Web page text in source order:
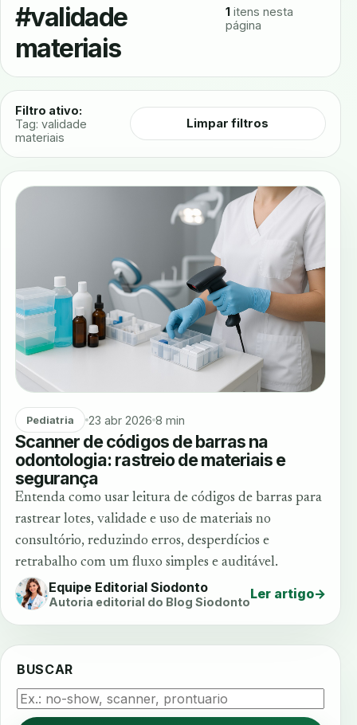
#validade
materiais
1itens nesta
página
Filtro ativo:
Tag: validade
materiais
Limpar filtros
Pediatria 23 abr 2026 8 min
Scanner de códigos de barras na
odontologia: rastreio de materiais e
segurança
Entenda como usar leitura de códigos de barras para
rastrear lotes, validade e uso de materiais no
consultório, reduzindo erros, desperdícios e
retrabalho com um fluxo simples e auditável.
Equipe Editorial Siodonto
Autoria editorial do Blog SiodontoLer artigo→
BUSCAR